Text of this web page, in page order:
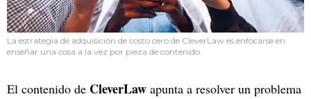
La estrategia de adquisición de costo cero de CleverLaw es enfocarse en
enseñar una cosa a la vez por pieza de contenido.
El contenido de CleverLaw apunta a resolver un problema